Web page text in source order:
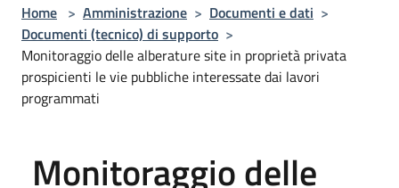
Home > Amministrazione > Documenti e dati >
Documenti (tecnico) di supporto >
Monitoraggio delle alberature site in proprietà privata
prospicienti le vie pubbliche interessate dai lavori
programmati
Monitoraggio delle